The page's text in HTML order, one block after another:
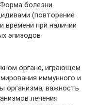
болезни
(повторение
времени при наличии
эпизодов
органе, играющем
иммунного и
организма, важность
лечения